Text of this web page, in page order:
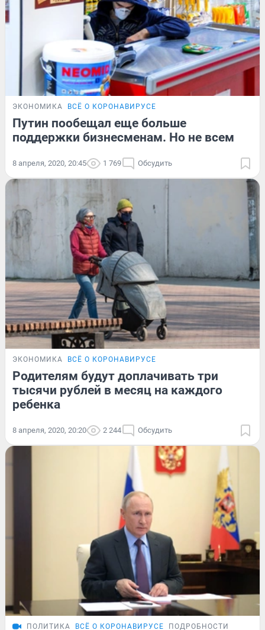
ЭКОНОМИКА ВСЁ О КОРОНАВИРУСЕ
Путин пообещал еще больше
поддержки бизнесменам. Но не всем
8 апреля, 2020, 20:45 1 769 Обсудить
ЭКОНОМИКА ВСЁ О КОРОНАВИРУСЕ
Родителям будут доплачивать три
тысячи рублей в месяц на каждого
ребенка
8 апреля, 2020, 20:20 2 244 Обсудить
ПОЛИТИКА ВСЁ О КОРОНАВИРУСЕ ПОДРОБНОСТИ